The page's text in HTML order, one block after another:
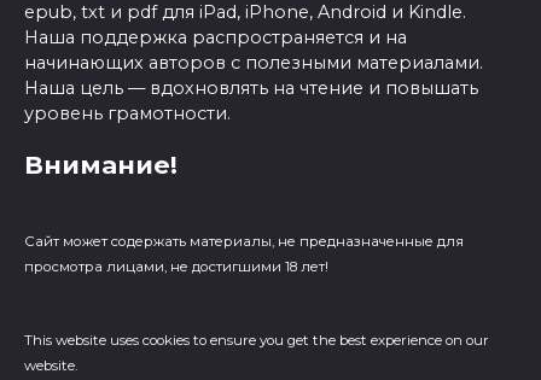
epub, txt и pdf для iPad, iPhone, Android и Kindle.
Наша поддержка распространяется и на
начинающих авторов с полезными материалами.
Наша цель — вдохновлять на чтение и повышать
уровень грамотности.
Внимание!
Сайт может содержать материалы, не предназначенные для
просмотра лицами, не достигшими 18 лет!
This website uses cookies to ensure you get the best experience on our
website.